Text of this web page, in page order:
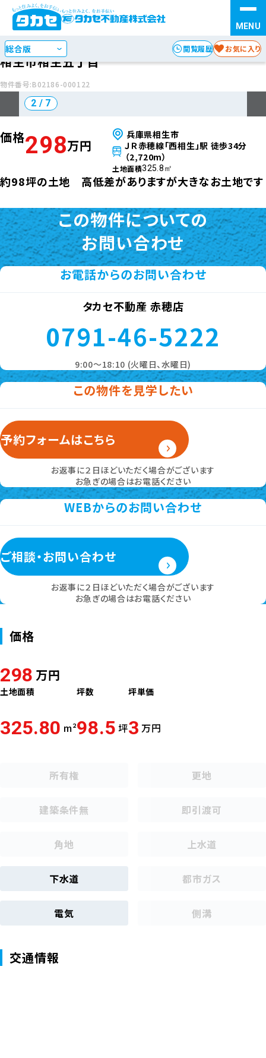
閲覧履歴 お気に入り
相生市相生五丁目
土地
物件番号:B02186-000122
情報提供日:2026年6月12日
3 / 7
価格298万円
兵庫県相生市
ＪＲ赤穂線「西相生」駅 徒歩34分
（2,720m）
土地面積325.8㎡
約98坪の土地 高低差がありますが大きなお土地です
この物件についての
お問い合わせ
お電話からのお問い合わせ
タカセ不動産 赤穂店
0791-46-5222
9:00～18:10 (火曜日、水曜日)
この物件を見学したい
予約フォームはこちら
お返事に２日ほどいただく場合がございます
お急ぎの場合はお電話ください
WEBからのお問い合わせ
ご相談・お問い合わせ
お返事に２日ほどいただく場合がございます
お急ぎの場合はお電話ください
価格
298 万円
土地面積
325.80 m²
坪数
98.5 坪
坪単価
3 万円
所有権 更地
建築条件無 即引渡可
角地 上水道
下水道 都市ガス
電気 側溝
交通情報
STEP 1お探しの種別を選択
検索方法を選択
エリア
地図からさがす